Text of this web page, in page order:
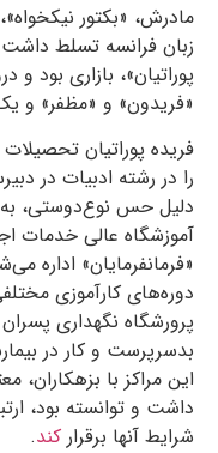
مادرش، «بکتور
زبان فرانسه تسلط
پوراتیان»، بازاری بود
«فریدون» و «مظفر» و
فریده پوراتیان
را در رشته ادبیات در
دلیل حس نوع‌دوستی،
آموزشگاه عالی خدمات
«فرمانفرمایان» اداره
دوره‌های کارآموزی
پرورشگاه نگهداری
بدسرپرست و کار در
این مراکز با بزهکاران،
داشت و توانسته بود،
شرایط آنها برقرار کند.